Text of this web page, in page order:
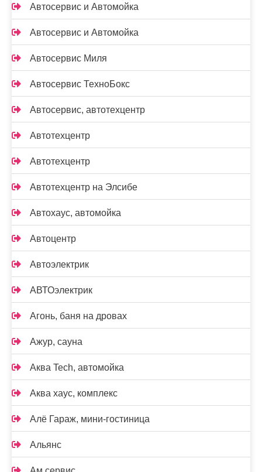
Автосервис и Автомойка
Автосервис и Автомойка
Автосервис Миля
Автосервис ТехноБокс
Автосервис, автотехцентр
Автотехцентр
Автотехцентр
Автотехцентр на Элсибе
Автохаус, автомойка
Автоцентр
Автоэлектрик
АВТОэлектрик
Агонь, баня на дровах
Ажур, сауна
Аква Tech, автомойка
Аква хаус, комплекс
Алё Гараж, мини-гостиница
Альянс